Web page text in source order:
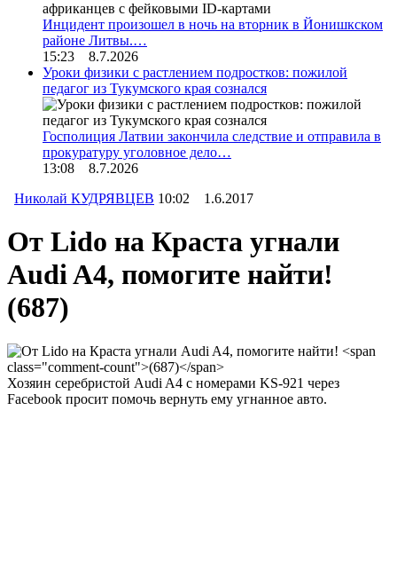
Инцидент произошел в ночь на вторник в Йонишкском
районе Литвы.…
15:23 8.7.2026
Уроки физики с растлением подростков: пожилой
педагог из Тукумского края сознался
Госполиция Латвии закончила следствие и отправила в
прокуратуру уголовное дело…
13:08 8.7.2026
Николай КУДРЯВЦЕВ 10:02 1.6.2017
От Lido на Краста угнали
Audi A4, помогите найти!
(687)
Хозяин серебристой Audi A4 с номерами KS-921 через
Facebook просит помочь вернуть ему угнанное авто.